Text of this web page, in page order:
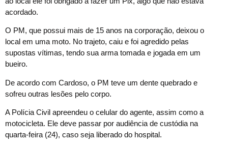
acordado.
O PM, que possui mais de 15 anos na corporação, deixou o
local em uma moto. No trajeto, caiu e foi agredido pelas
supostas vítimas, tendo sua arma tomada e jogada em um
bueiro.
De acordo com Cardoso, o PM teve um dente quebrado e
sofreu outras lesões pelo corpo.
A Polícia Civil apreendeu o celular do agente, assim como a
motocicleta. Ele deve passar por audiência de custódia na
quarta-feira (24), caso seja liberado do hospital.